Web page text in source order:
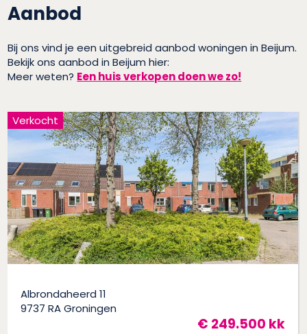
Aanbod
Bij ons vind je een uitgebreid aanbod woningen in Beijum.
Bekijk ons aanbod in Beijum hier:
Meer weten? Een huis verkopen doen we zo!
Albrondaheerd 11
9737 RA Groningen
€ 249.500 kk
Verkocht